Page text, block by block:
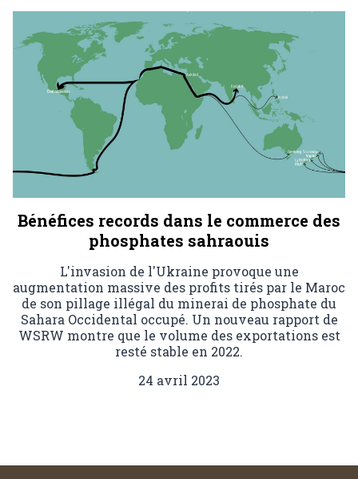
Bénéfices records dans le commerce des
phosphates sahraouis
L'invasion de l'Ukraine provoque une
augmentation massive des profits tirés par le Maroc
de son pillage illégal du minerai de phosphate du
Sahara Occidental occupé. Un nouveau rapport de
WSRW montre que le volume des exportations est
resté stable en 2022.
24 avril 2023